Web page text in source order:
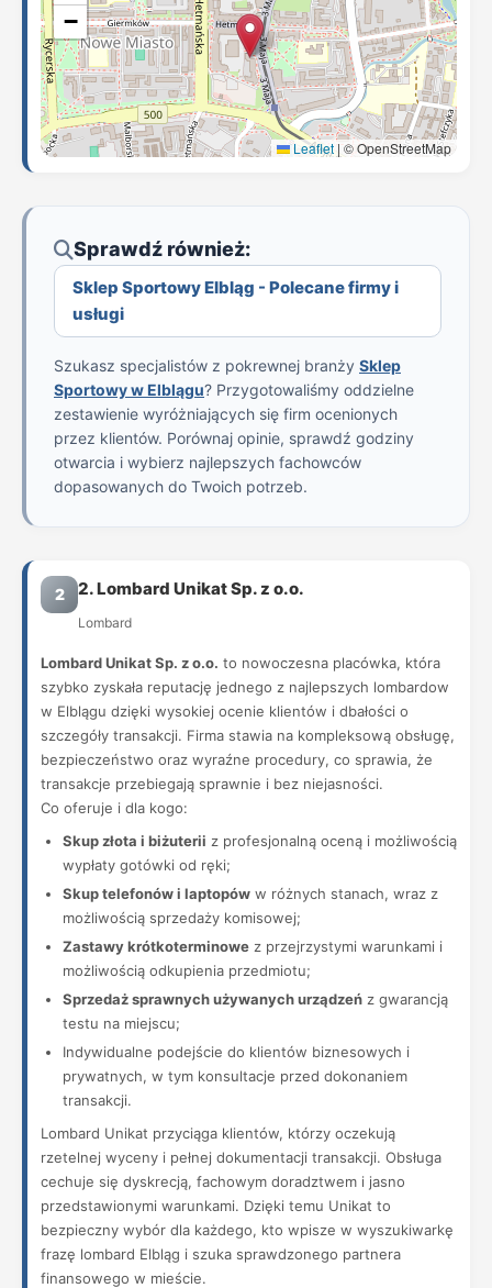
−
Leaflet|© OpenStreetMap
Sprawdź również:
Sklep Sportowy Elbląg - Polecane firmy i
usługi
Szukasz specjalistów z pokrewnej branży Sklep
Sportowy w Elblągu? Przygotowaliśmy oddzielne
zestawienie wyróżniających się firm ocenionych
przez klientów. Porównaj opinie, sprawdź godziny
otwarcia i wybierz najlepszych fachowców
dopasowanych do Twoich potrzeb.
2 2. Lombard Unikat Sp. z o.o.
Lombard
Lombard Unikat Sp. z o.o. to nowoczesna placówka, która
szybko zyskała reputację jednego z najlepszych lombardow
w Elblągu dzięki wysokiej ocenie klientów i dbałości o
szczegóły transakcji. Firma stawia na kompleksową obsługę,
bezpieczeństwo oraz wyraźne procedury, co sprawia, że
transakcje przebiegają sprawnie i bez niejasności.
Co oferuje i dla kogo:
Skup złota i biżuterii z profesjonalną oceną i możliwością
wypłaty gotówki od ręki;
Skup telefonów i laptopów w różnych stanach, wraz z
możliwością sprzedaży komisowej;
Zastawy krótkoterminowe z przejrzystymi warunkami i
możliwością odkupienia przedmiotu;
Sprzedaż sprawnych używanych urządzeń z gwarancją
testu na miejscu;
Indywidualne podejście do klientów biznesowych i
prywatnych, w tym konsultacje przed dokonaniem
transakcji.
Lombard Unikat przyciąga klientów, którzy oczekują
rzetelnej wyceny i pełnej dokumentacji transakcji. Obsługa
cechuje się dyskrecją, fachowym doradztwem i jasno
przedstawionymi warunkami. Dzięki temu Unikat to
bezpieczny wybór dla każdego, kto wpisze w wyszukiwarkę
frazę lombard Elbląg i szuka sprawdzonego partnera
finansowego w mieście.